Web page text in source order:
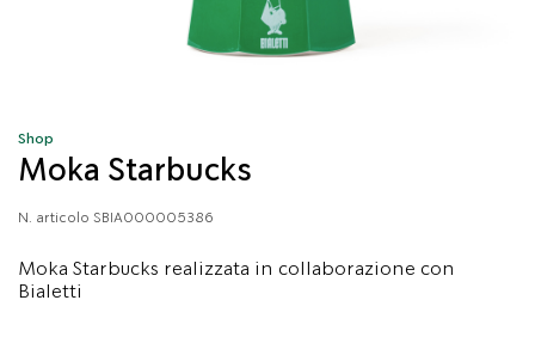
Shop
Moka Starbucks
N. articolo SBIA000005386
Moka Starbucks realizzata in collaborazione con
Bialetti